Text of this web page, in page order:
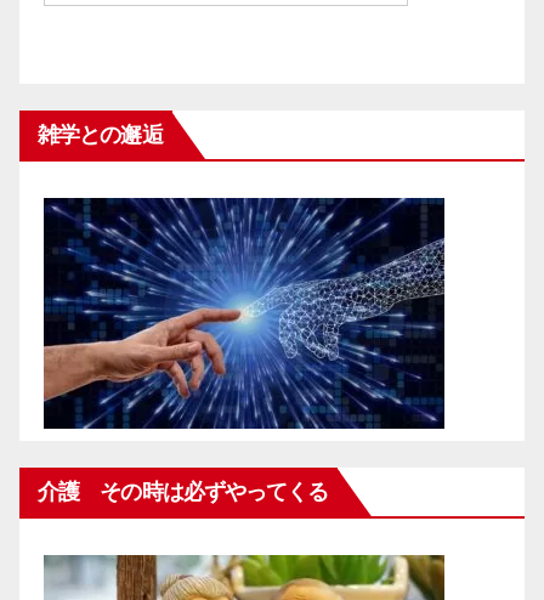
雑学との邂逅
介護 その時は必ずやってくる